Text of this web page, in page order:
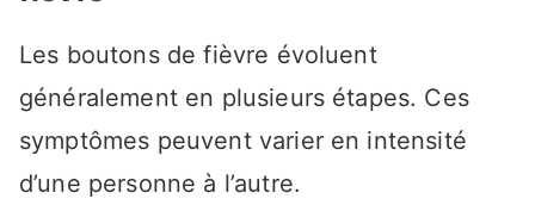
Les boutons de fièvre évoluent
généralement en plusieurs étapes. Ces
symptômes peuvent varier en intensité
d’une personne à l’autre.